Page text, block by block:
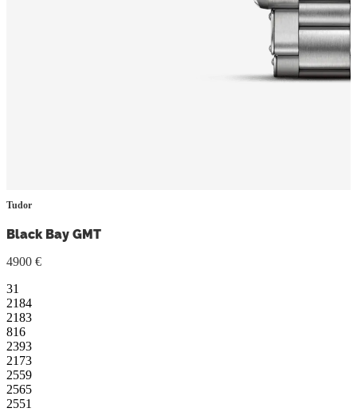
Tudor
Black Bay GMT
4900 €
31
2184
2183
816
2393
2173
2559
2565
2551